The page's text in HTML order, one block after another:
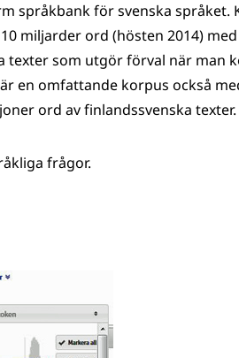
språkbank för svenska språket.
miljarder ord (hösten 2014)
texter som utgör förval när man
en omfattande korpus också
ord av finlandssvenska texter.
frågor.